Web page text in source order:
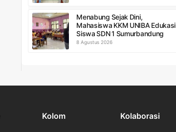
Menabung Sejak Dini,
Mahasiswa KKM UNIBA Edukasi
Siswa SDN 1 Sumurbandung
8 Agustus 2026
Kolom Kolaborasi